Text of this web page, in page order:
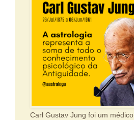
Carl Gustav Jung foi um médico